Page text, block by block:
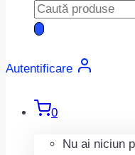
Products
search
Autentificare
0
Nu ai niciun